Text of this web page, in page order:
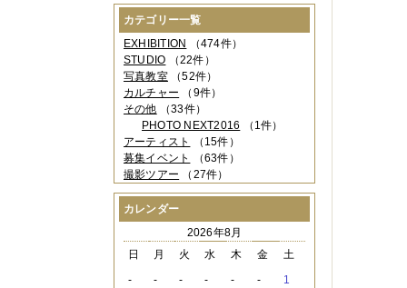
2022年09月（2件）
2022年08月
（3件）
2022年07月（3件）
2022年05月（4件）
2022年04月（2件）
2022年03月
（5件）
2022年02月（3件）
2022年01月（3件）
2021年12月（2件）
2021年11月（3件）
2021年10月
（1件）
2021年08月
2021年07月（1件）
（3件）
2021年05月（2件）
カテゴリー一覧
EXHIBITION （474件）
STUDIO （22件）
写真教室（52件）
カルチャー （9件）
その他 （33件）
PHOTO NEXT2016 （1件）
アーティスト
（15件）
募集イベント
（63件）
撮影ツアー （27件）
カレンダー
2026年8月
日
月 火 水 木 金
土
-
- - - - -
1